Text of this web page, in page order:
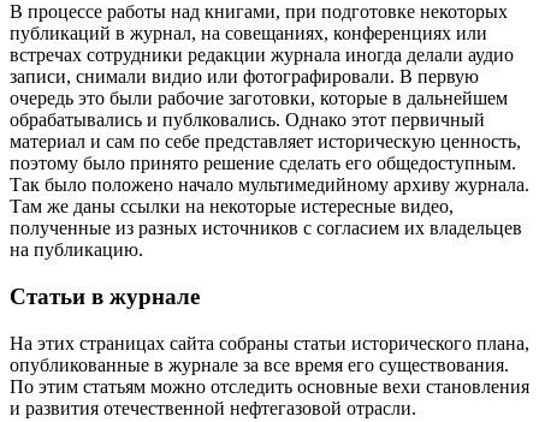
В процессе работы над книгами, при подготовке некоторых
публикаций в журнал, на совещаниях, конференциях или
встречах сотрудники редакции журнала иногда делали аудио
записи, снимали видио или фотографировали. В первую
очередь это были рабочие заготовки, которые в дальнейшем
обрабатывались и публковались. Однако этот первичный
материал и сам по себе представляет историческую ценность,
поэтому было принято решение сделать его общедоступным.
Так было положено начало мультимедийному архиву журнала.
Там же даны ссылки на некоторые истересные видео,
полученные из разных источников с согласием их владельцев
на публикацию.
Статьи в журнале
На этих страницах сайта собраны статьи исторического плана,
опубликованные в журнале за все время его существования.
По этим статьям можно отследить основные вехи становления
и развития отечественной нефтегазовой отрасли.